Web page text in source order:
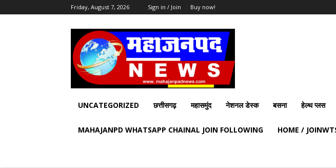
Friday, August 7, 2026 Sign in / Join Buy now!
UNCATEGORIZED छत्तीसगढ़ महासमुंद नेशनल डेस्क बसना हेल्थ प्लस
MAHAJANPD WHATSAPP CHAINAL JOIN FOLLOWING HOME /